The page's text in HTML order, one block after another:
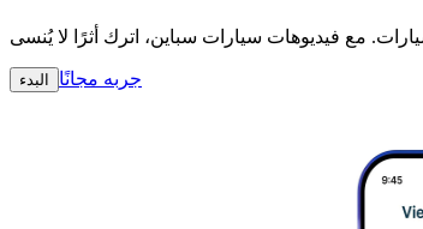
البدء جربه مجانًا